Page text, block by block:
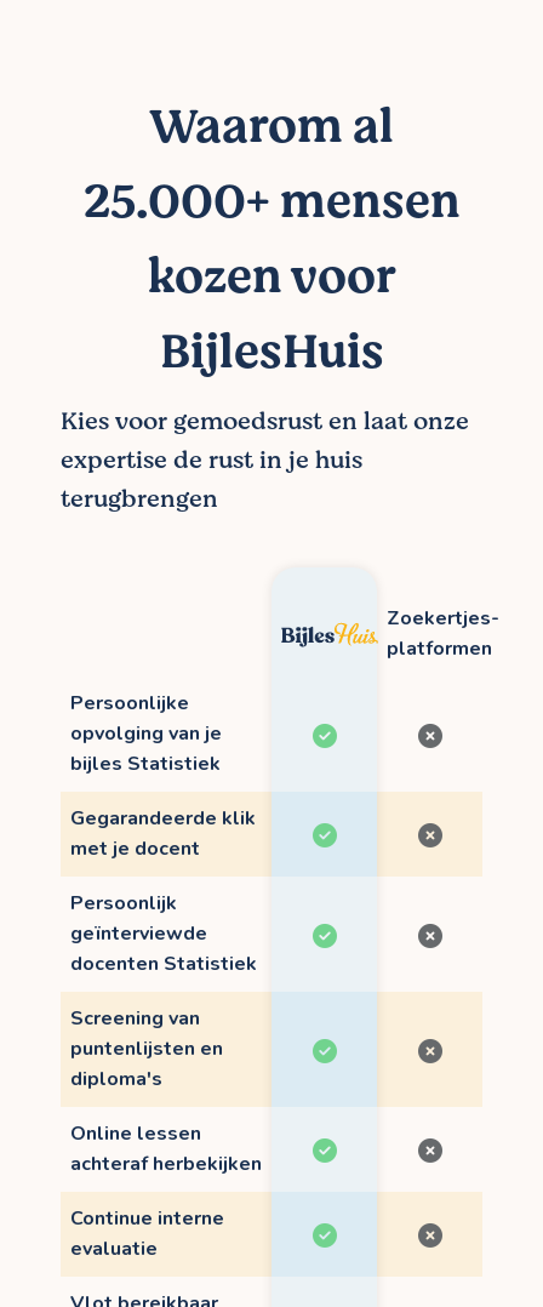
Waarom al
25.000+ mensen
kozen voor
BijlesHuis
Kies voor gemoedsrust en laat onze
expertise de rust in je huis
terugbrengen
Zoekertjes-
platformen
Persoonlijke
opvolging van je
bijles Statistiek
Gegarandeerde klik
met je docent
Persoonlijk
geïnterviewde
docenten Statistiek
Screening van
puntenlijsten en
diploma's
Online lessen
achteraf herbekijken
Continue interne
evaluatie